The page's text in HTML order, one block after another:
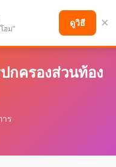
น้า
กครองส่วนท้อง
าร
ฮม"
ดูวิธี ×